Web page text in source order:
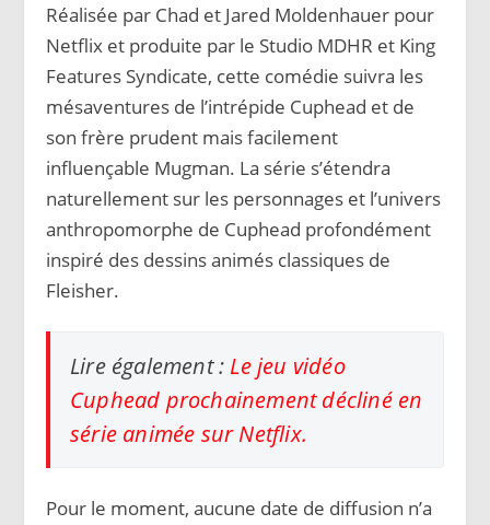
Réalisée par Chad et Jared Moldenhauer pour
Netflix et produite par le Studio MDHR et King
Features Syndicate, cette comédie suivra les
mésaventures de l’intrépide Cuphead et de
son frère prudent mais facilement
influençable Mugman. La série s’étendra
naturellement sur les personnages et l’univers
anthropomorphe de Cuphead profondément
inspiré des dessins animés classiques de
Fleisher.
Lire également : Le jeu vidéo
Cuphead prochainement décliné en
série animée sur Netflix.
Pour le moment, aucune date de diffusion n’a